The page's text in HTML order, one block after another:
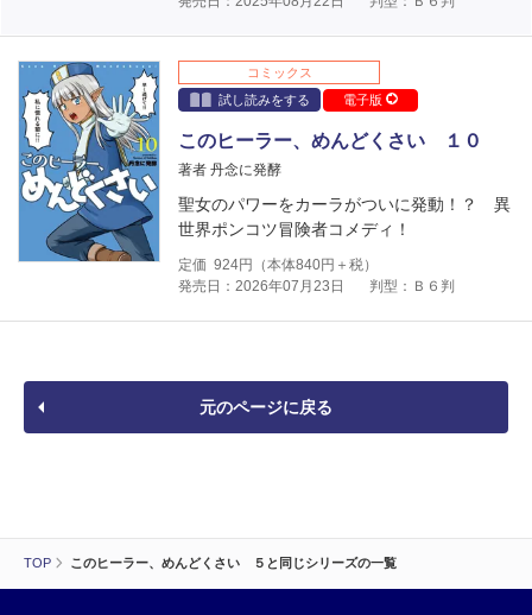
TOP このヒーラー、めんどくさい ５と同じシリーズの一覧
コミックス
試し読みをする
電子版
このヒーラー、めんどくさい １０
著者 丹念に発酵
聖女のパワーをカーラがついに発動！？ 異
世界ポンコツ冒険者コメディ！
定価 924円（本体840円＋税）
発売日：2026年07月23日
判型：Ｂ６判
元のページに戻る